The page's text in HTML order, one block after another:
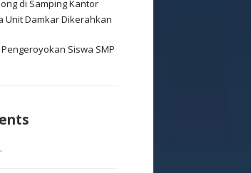
di Samping Kantor
Unit Damkar Dikerahkan
Siswa SMP